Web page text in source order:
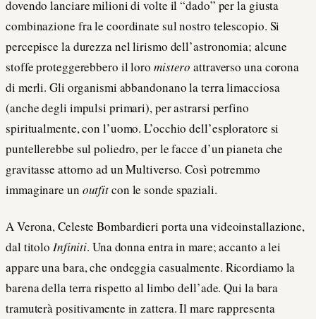
dovendo lanciare milioni di volte il “dado” per la giusta
combinazione fra le coordinate sul nostro telescopio. Si
percepisce la durezza nel lirismo dell’astronomia; alcune
stoffe proteggerebbero il loro mistero attraverso una corona
di merli. Gli organismi abbandonano la terra limacciosa
(anche degli impulsi primari), per astrarsi perfino
spiritualmente, con l’uomo. L’occhio dell’esploratore si
puntellerebbe sul poliedro, per le facce d’un pianeta che
gravitasse attorno ad un Multiverso. Così potremmo
immaginare un outfitcon le sonde spaziali.
A Verona, Celeste Bombardieri porta una videoinstallazione,
dal titolo Infiniti. Una donna entra in mare; accanto a lei
appare una bara, che ondeggia casualmente. Ricordiamo la
barena della terra rispetto al limbo dell’ade. Qui la bara
tramuterà positivamente in zattera. Il mare rappresenta